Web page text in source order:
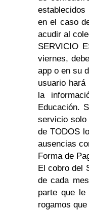
en el caso
acudir al
SERVICIO
viernes,
app o en su
usuario
la
Educación.
servicio solo
de TODOS
ausencias
Forma de
El cobro del
de cada
parte que le
rogamos